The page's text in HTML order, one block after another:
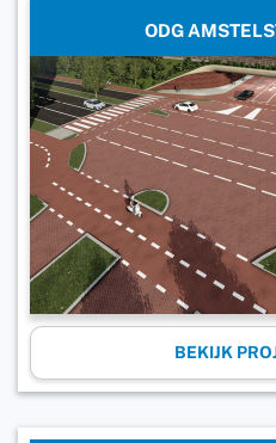
ODG
BEKIJK